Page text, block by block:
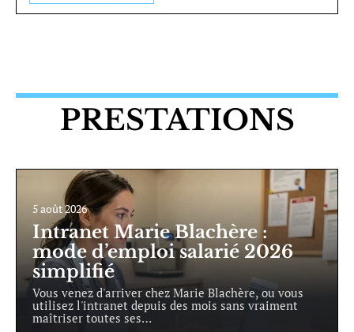
PRESTATIONS
5 août 2026
Intranet Marie Blachère :
mode d’emploi salarié 2026
simplifié
Vous venez d'arriver chez Marie Blachère, ou vous
utilisez l'intranet depuis des mois sans vraiment
maîtriser toutes ses…